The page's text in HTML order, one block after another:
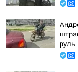
руль